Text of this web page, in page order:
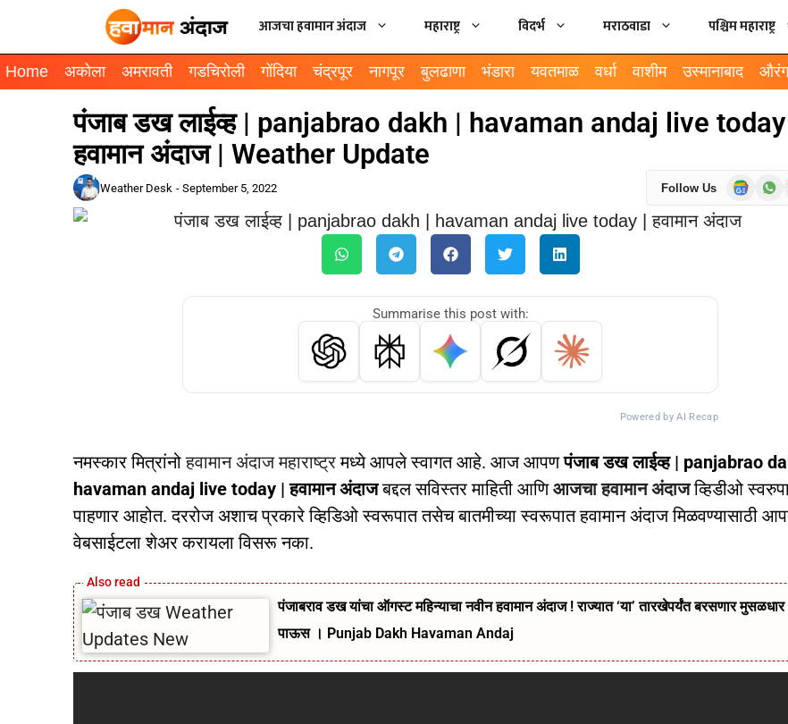
आजचा हवामान अंदाज महाराष्ट्र विदर्भ मराठवाडा पश्चिम महाराष्ट्र
Home अकोला अमरावती गडचिरोली गोंदिया चंद्रपूर नागपूर बुलढाणा भंडारा यवतमाळ वर्धा वाशीम उस्मानाबाद
पंजाब डख लाईव्ह | panjabrao dakh | havaman andaj live
हवामान अंदाज | Weather Update
Weather Desk - September 5, 2022 Follow Us
Summarise this post with:
Powered by AI Recap
नमस्कार मित्रांनोहवामान अंदाज महाराष्ट्रमध्ये आपले स्वागत आहे. आज आपणपंजाब डख लाईव्ह | panjabrao
havaman andaj live today | हवामान अंदाजबद्दल सविस्तर माहिती आणिआजचा हवामान अंदाजव्हिडीओ
पाहणार आहोत. दररोज अशाच प्रकारे व्हिडिओ स्वरूपात तसेच बातमीच्या स्वरूपात हवामान अंदाज मिळवण्यासाठी
वेबसाईटला शेअर करायला विसरू नका.
पंजाबराव डख यांचा ऑगस्ट महिन्याचा नवीन हवामान अंदाज ! राज्यात ‘या’ तारखेपर्यंत बरसणार मुसळधार
पाऊस । Punjab Dakh Havaman Andaj